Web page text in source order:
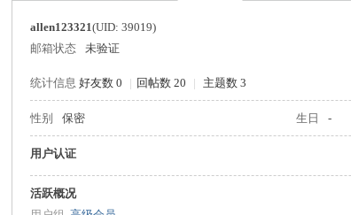
allen123321(UID: 39019)
邮箱状态
未验证
统计信息 好友数 0 | 回帖数 20 | 主题数 3
性别 保密 生日 -
用户认证
活跃概况